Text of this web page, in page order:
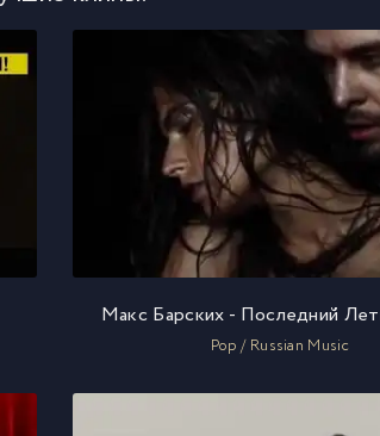
Макс Барских - Последний
Pop / Russian Music